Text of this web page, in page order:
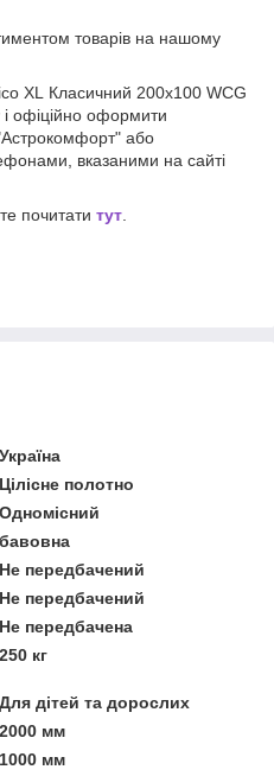
товарів на нашому
XL Класичний 200х100 WCG
офіційно оформити
або
вказаними на сайті
почитати тут
Україна
Цілісне полотно
Одномісний
бавовна
Не передбачений
Не передбачений
Не передбачена
250 кг
Для дітей та дорослих
2000 мм
1000 мм